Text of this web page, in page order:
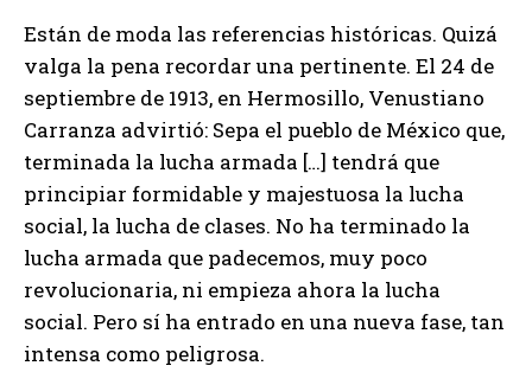
Están de moda las referencias históricas. Quizá
valga la pena recordar una pertinente. El 24 de
septiembre de 1913, en Hermosillo, Venustiano
Carranza advirtió: Sepa el pueblo de México que,
terminada la lucha armada […] tendrá que
principiar formidable y majestuosa la lucha
social, la lucha de clases. No ha terminado la
lucha armada que padecemos, muy poco
revolucionaria, ni empieza ahora la lucha
social. Pero sí ha entrado en una nueva fase, tan
intensa como peligrosa.